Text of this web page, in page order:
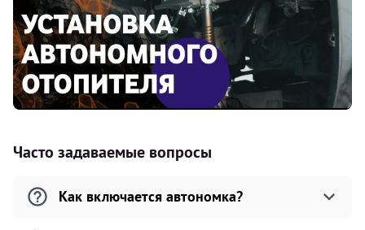
Часто задаваемые вопросы
Как включается автономка?